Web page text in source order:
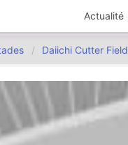
Actualité
Daiichi Cutter Field